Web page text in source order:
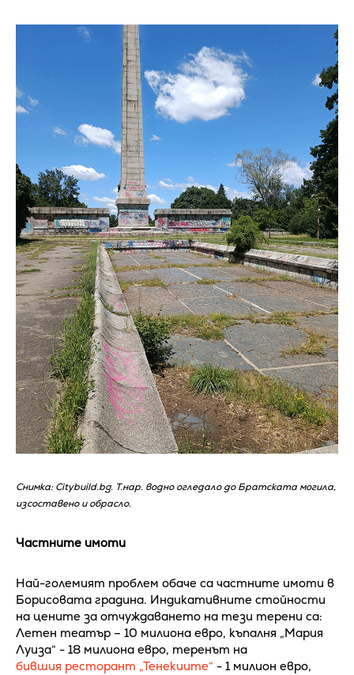
Снимка: Citybuild.bg. Т.нар. водно огледало до Братската могила,
изсоставено и обрасло.
Частните имоти
Най-големият проблем обаче са частните имоти в
Борисовата градина. Индикативните стойности
на цените за отчуждаването на тези терени са:
Летен театър – 10 милиона евро, къпалня „Мария
Луиза“ - 18 милиона евро, теренът на
бившия ресторант „Тенекиите“ - 1 милион евро,